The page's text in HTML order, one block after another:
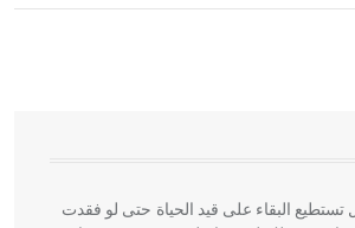
نوع من الفنون الهندسية التي ارتبطت
في بلاد الشام ومصر خاصة، حيث يحرص
مداميكه وخاصة في الواجهات
تستطيع البقاء على قيد الحياة حتى لو فقدت